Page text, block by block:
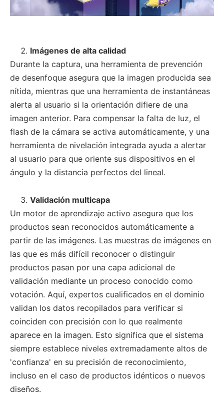
Imágenes de alta calidad
Durante la captura, una herramienta de prevención
de desenfoque asegura que la imagen producida sea
nítida, mientras que una herramienta de instantáneas
alerta al usuario si la orientación difiere de una
imagen anterior. Para compensar la falta de luz, el
flash de la cámara se activa automáticamente, y una
herramienta de nivelación integrada ayuda a alertar
al usuario para que oriente sus dispositivos en el
ángulo y la distancia perfectos del lineal.
Validación multicapa
Un motor de aprendizaje activo asegura que los
productos sean reconocidos automáticamente a
partir de las imágenes. Las muestras de imágenes en
las que es más difícil reconocer o distinguir
productos pasan por una capa adicional de
validación mediante un proceso conocido como
votación. Aquí, expertos cualificados en el dominio
validan los datos recopilados para verificar si
coinciden con precisión con lo que realmente
aparece en la imagen. Esto significa que el sistema
siempre establece niveles extremadamente altos de
'confianza' en su precisión de reconocimiento,
incluso en el caso de productos idénticos o nuevos
diseños.